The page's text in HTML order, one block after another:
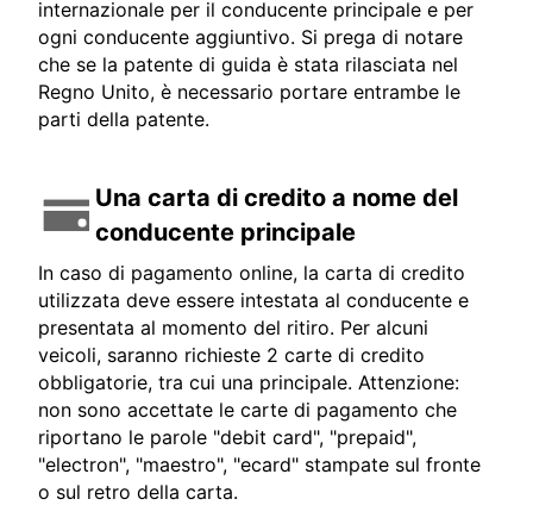
internazionale per il conducente principale e per
ogni conducente aggiuntivo. Si prega di notare
che se la patente di guida è stata rilasciata nel
Regno Unito, è necessario portare entrambe le
parti della patente.
Una carta di credito a nome del
conducente principale
In caso di pagamento online, la carta di credito
utilizzata deve essere intestata al conducente e
presentata al momento del ritiro. Per alcuni
veicoli, saranno richieste 2 carte di credito
obbligatorie, tra cui una principale. Attenzione:
non sono accettate le carte di pagamento che
riportano le parole "debit card", "prepaid",
"electron", "maestro", "ecard" stampate sul fronte
o sul retro della carta.